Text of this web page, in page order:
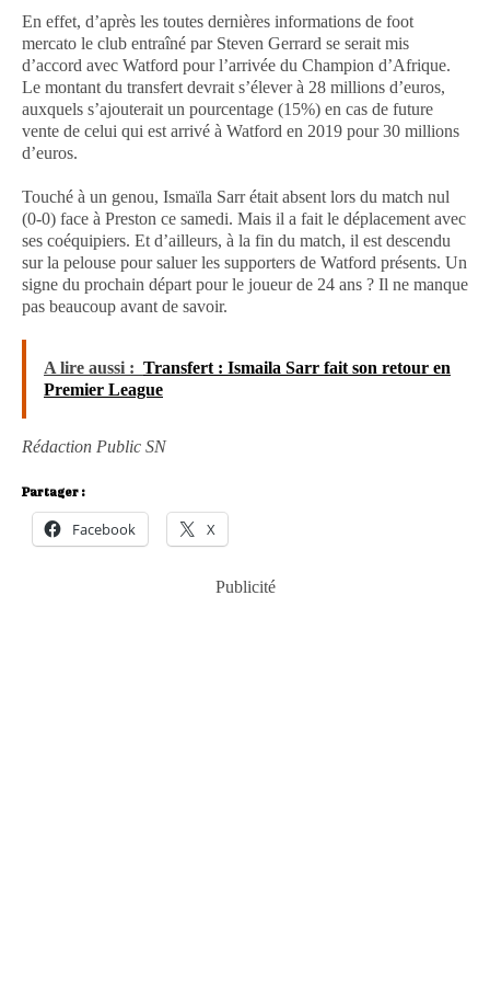
En effet, d’après les toutes dernières informations de foot
mercato le club entraîné par Steven Gerrard se serait mis
d’accord avec Watford pour l’arrivée du Champion d’Afrique.
Le montant du transfert devrait s’élever à 28 millions d’euros,
auxquels s’ajouterait un pourcentage (15%) en cas de future
vente de celui qui est arrivé à Watford en 2019 pour 30 millions
d’euros.
Touché à un genou, Ismaïla Sarr était absent lors du match nul
(0-0) face à Preston ce samedi. Mais il a fait le déplacement avec
ses coéquipiers. Et d’ailleurs, à la fin du match, il est descendu
sur la pelouse pour saluer les supporters de Watford présents. Un
signe du prochain départ pour le joueur de 24 ans ? Il ne manque
pas beaucoup avant de savoir.
A lire aussi : Transfert : Ismaila Sarr fait son retour en
Premier League
Rédaction Public SN
Partager :
Facebook X
Publicité